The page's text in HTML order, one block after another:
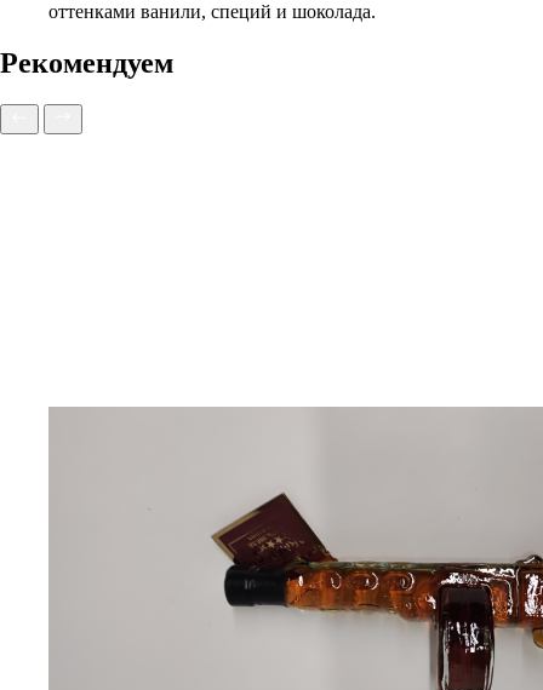
оттенками ванили, специй и шоколада.
Рекомендуем